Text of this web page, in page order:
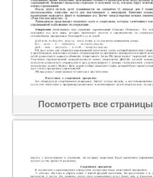
Посмотреть все страницы